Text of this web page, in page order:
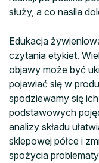
służy, a co nasila
Edukacja
czytania etykiet.
objawy może być
pojawiać się w
spodziewamy się
podstawowych
analizy składu
sklepowej półce i
spożycia